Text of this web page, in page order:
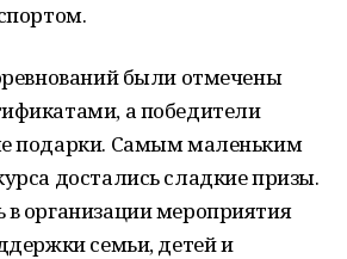
были отмечены
а победители
подарки. Самым маленьким
достались сладкие призы.
организации мероприятия
семьи, детей и